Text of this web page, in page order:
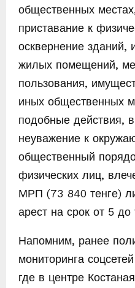
общественных
приставание к
осквернение зданий,
жилых помещений,
пользования,
иных общественных
подобные действия,
неуважение к
общественный
физических лиц,
МРП (73 840 тенге)
арест на срок от 5 до
Напомним, ранее
мониторинга
где в центре